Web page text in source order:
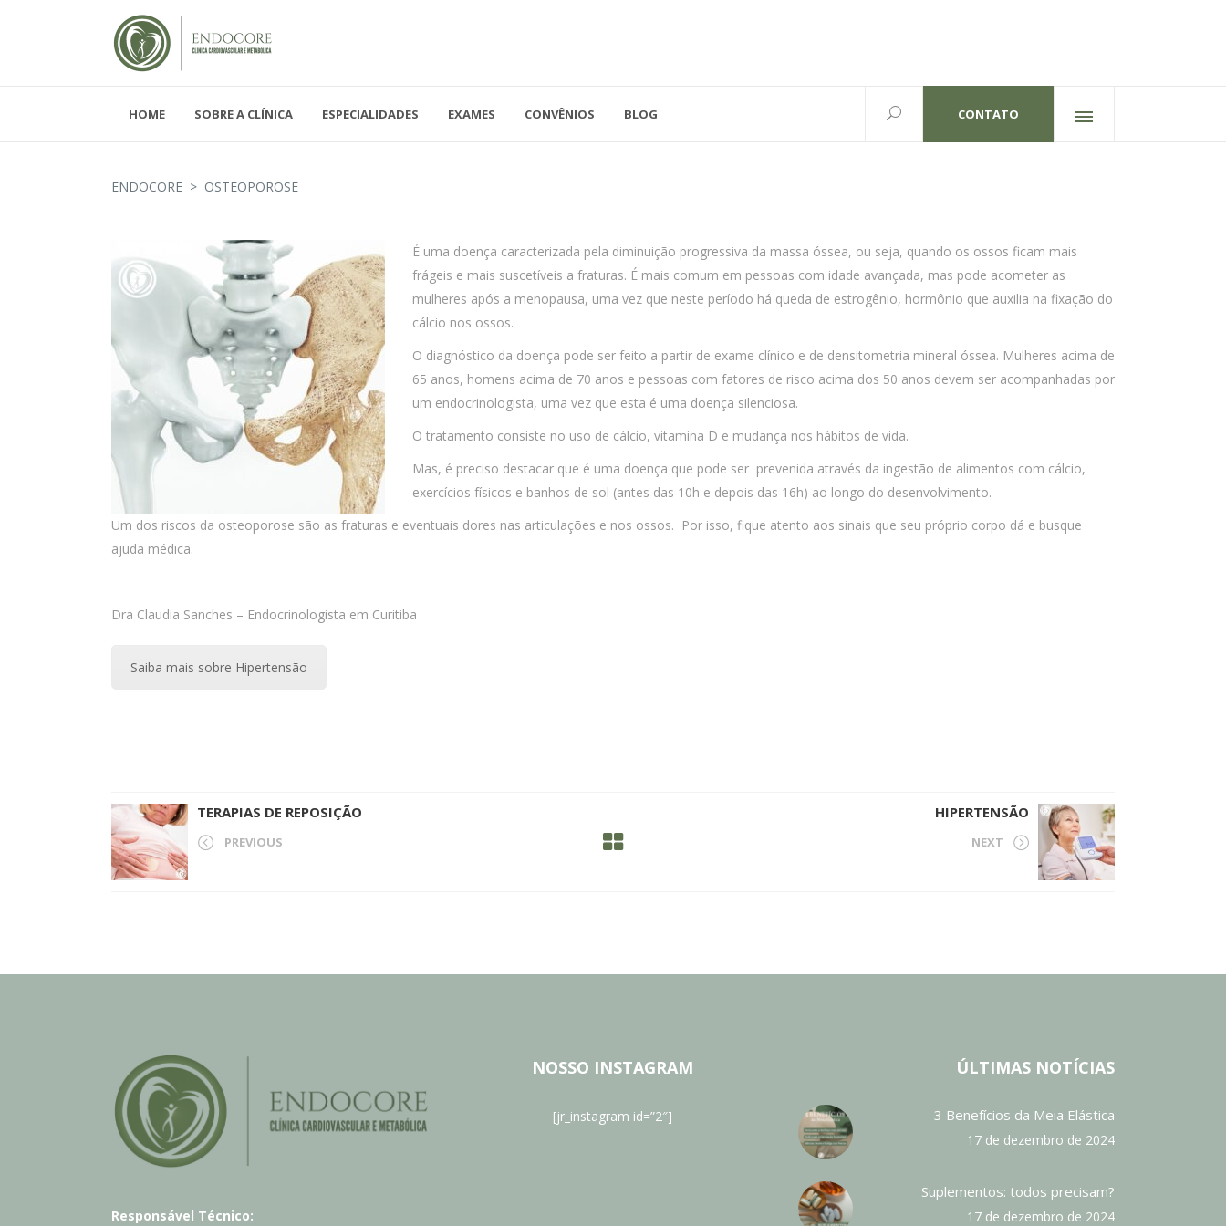
Segunda - Sexta-feira, das 08h-19h
41.3779-5559
Rua Doutor Alexandre Gutierrez,826
Redes sociais
HOME SOBRE A CLÍNICA ESPECIALIDADES EXAMES CONVÊNIOS BLOG CONTATO
ENDOCORE > OSTEOPOROSE
É uma doença caracterizada pela diminuição progressiva da massa óssea, ou seja, quando os ossos ficam mais
frágeis e mais suscetíveis a fraturas. É mais comum em pessoas com idade avançada, mas pode acometer as
mulheres após a menopausa, uma vez que neste período há queda de estrogênio, hormônio que auxilia na fixação do
cálcio nos ossos.
O diagnóstico da doença pode ser feito a partir de exame clínico e de densitometria mineral óssea. Mulheres acima de
65 anos, homens acima de 70 anos e pessoas com fatores de risco acima dos 50 anos devem ser acompanhadas por
um endocrinologista, uma vez que esta é uma doença silenciosa.
O tratamento consiste no uso de cálcio, vitamina D e mudança nos hábitos de vida.
Mas, é preciso destacar que é uma doença que pode ser prevenida através da ingestão de alimentos com cálcio,
exercícios físicos e banhos de sol (antes das 10h e depois das 16h) ao longo do desenvolvimento.
Um dos riscos da osteoporose são as fraturas e eventuais dores nas articulações e nos ossos. Por isso, fique atento aos sinais que seu próprio corpo dá e busque
ajuda médica.
Dra Claudia Sanches – Endocrinologista em Curitiba
Saiba mais sobre Hipertensão
TERAPIAS DE REPOSIÇÃO
PREVIOUS
HIPERTENSÃO
NEXT
Responsável Técnico:
NOSSO INSTAGRAM
[jr_instagram id=”2″]
ÚLTIMAS NOTÍCIAS
3 Benefícios da Meia Elástica
17 de dezembro de 2024
Suplementos: todos precisam?
17 de dezembro de 2024